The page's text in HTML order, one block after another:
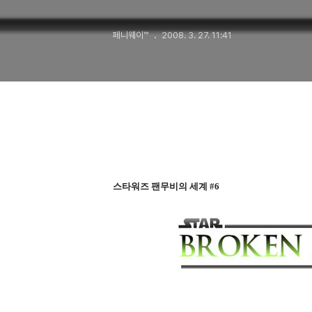
Allegiance)
페니웨이™ 2008. 3. 27. 11:41
스타워즈 팬무비의 세계 #6